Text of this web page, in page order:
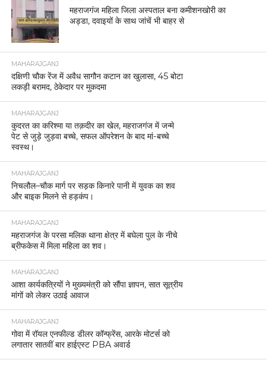
महराजगंज महिला जिला अस्पताल बना कमीशनखोरी का
अड्डा, दवाइयों के साथ जांचें भी बाहर से
MAHARAJGANJ
दक्षिणी चौक रेंज में अवैध सागौन कटान का खुलासा, 45 बोटा
लकड़ी बरामद, ठेकेदार पर मुकदमा
MAHARAJGANJ
कुदरत का करिश्मा या तक़दीर का खेल, महराजगंज में जन्मे
पेट से जुड़े जुड़वा बच्चे, सफल ऑपरेशन के बाद मां-बच्चे
स्वस्थ।
MAHARAJGANJ
निचलौल–चौक मार्ग पर सड़क किनारे पानी में युवक का शव
और बाइक मिलने से हड़कंप।
MAHARAJGANJ
महराजगंज के परसा मलिक थाना क्षेत्र में बघेला पुल के नीचे
ब्रीफकेस में मिला महिला का शव।
MAHARAJGANJ
आशा कार्यकत्रियों ने मुख्यमंत्री को सौंपा ज्ञापन, सात सूत्रीय
मांगों को लेकर उठाई आवाज
MAHARAJGANJ
गोवा में रॉयल एनफील्ड डीलर कॉन्फ्रेंस, आरके मोटर्स को
लगातार सातवीं बार हाईएस्ट PBA अवार्ड